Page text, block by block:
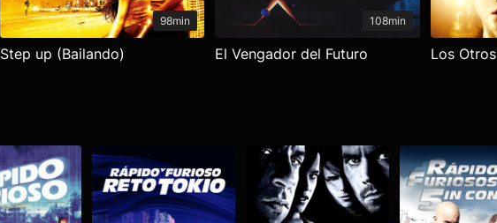
98min
Step up (Bailando)
108min
El Vengador del Futuro Los Otros